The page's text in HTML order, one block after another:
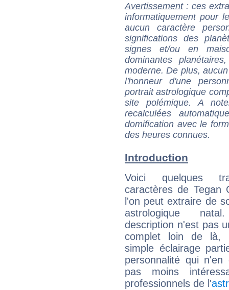
Avertissement: ces
informatiquement pour
aucun caractère
significations des
signes et/ou en
dominantes
moderne. De plus,
l'honneur d'une
portrait astrologique
site polémique. A
recalculées
domification avec le
des heures connues.
Introduction
Voici quelques
caractères de Tegan
l'on peut extraire de
astrologique
description n'est pas
complet loin de là,
simple éclairage
personnalité qui n'en
pas moins
professionnels de l'